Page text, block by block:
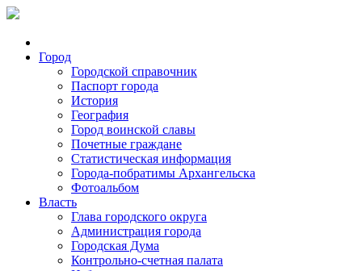
Город
Городской справочник
Паспорт города
История
География
Город воинской славы
Почетные граждане
Статистическая информация
Города-побратимы Архангельска
Фотоальбом
Власть
Глава городского округа
Администрация города
Городская Дума
Контрольно-счетная палата